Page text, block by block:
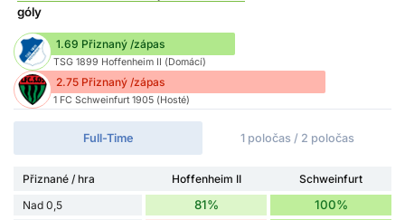
góly
1.69 Přiznaný /zápas
TSG 1899 Hoffenheim II (Domácí)
2.75 Přiznaný /zápas
1 FC Schweinfurt 1905 (Hosté)
Full-Time 1 poločas / 2 poločas
Přiznané / hra Hoffenheim II
Schweinfurt
Nad 0,5
81% 100%